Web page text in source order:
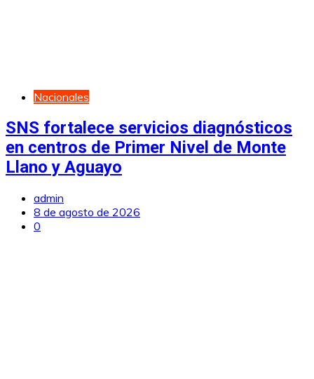
Nacionales
SNS fortalece servicios diagnósticos
en centros de Primer Nivel de Monte
Llano y Aguayo
admin
8 de agosto de 2026
0